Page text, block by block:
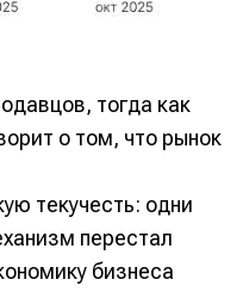
тогда как
о том, что рынок
текучесть: одни
перестал
бизнеса